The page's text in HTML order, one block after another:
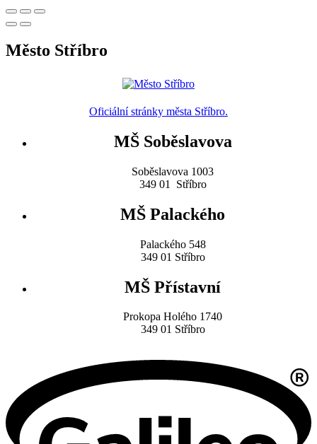
Město Stříbro
Oficiální stránky města Stříbro.
MŠ Soběslavova
Soběslavova 1003
349 01 Stříbro
MŠ Palackého
Palackého 548
349 01 Stříbro
MŠ Přístavní
Prokopa Holého 1740
349 01 Stříbro